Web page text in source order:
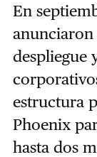
En
anunciaron
despliegue
estructura
Phoenix
hasta dos